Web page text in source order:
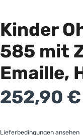
Kinder
585 mit
Emaille,
Regulärer Preis:
252,90 €
Lieferbedingungen ansehen